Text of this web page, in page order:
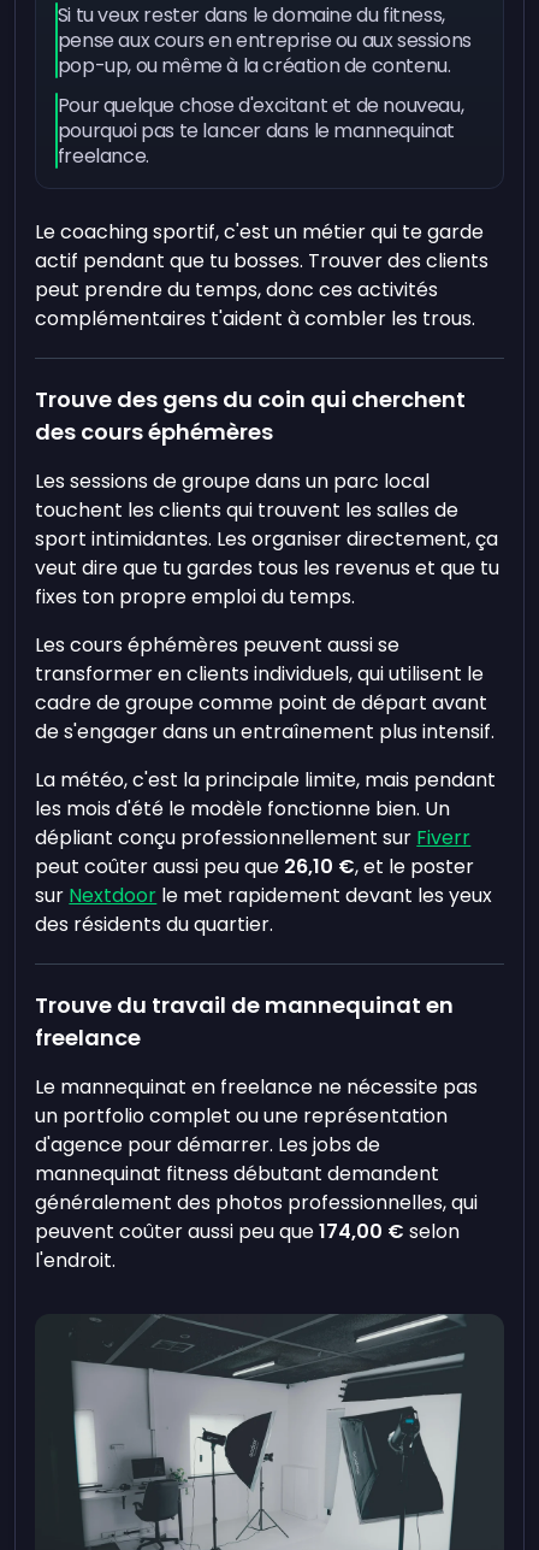
Si tu veux rester dans le domaine du fitness,
pense aux cours en entreprise ou aux sessions
pop-up, ou même à la création de contenu.
Pour quelque chose d'excitant et de nouveau,
pourquoi pas te lancer dans le mannequinat
freelance.
Le coaching sportif, c'est un métier qui te garde
actif pendant que tu bosses. Trouver des clients
peut prendre du temps, donc ces activités
complémentaires t'aident à combler les trous.
Trouve des gens du coin qui cherchent
des cours éphémères
Les sessions de groupe dans un parc local
touchent les clients qui trouvent les salles de
sport intimidantes. Les organiser directement, ça
veut dire que tu gardes tous les revenus et que tu
fixes ton propre emploi du temps.
Les cours éphémères peuvent aussi se
transformer en clients individuels, qui utilisent le
cadre de groupe comme point de départ avant
de s'engager dans un entraînement plus intensif.
La météo, c'est la principale limite, mais pendant
les mois d'été le modèle fonctionne bien. Un
dépliant conçu professionnellement sur Fiverr
peut coûter aussi peu que 26,10 €, et le poster
sur Nextdoor le met rapidement devant les yeux
des résidents du quartier.
Trouve du travail de mannequinat en
freelance
Le mannequinat en freelance ne nécessite pas
un portfolio complet ou une représentation
d'agence pour démarrer. Les jobs de
mannequinat fitness débutant demandent
généralement des photos professionnelles, qui
peuvent coûter aussi peu que174,00 € selon
l'endroit.